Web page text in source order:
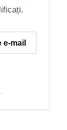
e-mail